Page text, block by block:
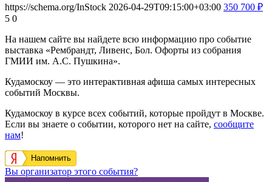
https://schema.org/InStock 2026-04-29T09:15:00+03:00 350 700 ₽
5 0
На нашем сайте вы найдете всю информацию про событие
выставка «Рембрандт, Ливенс, Бол. Офорты из собрания
ГМИИ им. А.С. Пушкина».
Кудамоскоу — это интерактивная афиша самых интересных
событий Москвы.
Кудамоскоу в курсе всех событий, которые пройдут в Москве.
Если вы знаете о событии, которого нет на сайте, сообщите
нам!
Напомнить
Вы организатор этого события?